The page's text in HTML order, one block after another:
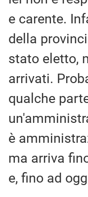
e carente.
della
stato eletto,
arrivati.
qualche
è
ma arriva
e, fino ad